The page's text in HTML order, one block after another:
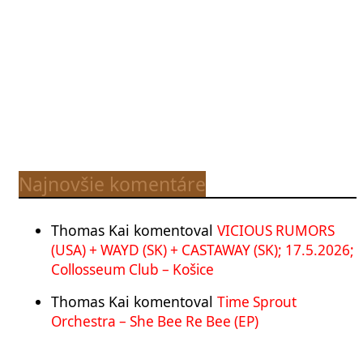
Najnovšie komentáre
Thomas Kai komentoval VICIOUS RUMORS
(USA) + WAYD (SK) + CASTAWAY (SK); 17.5.2026;
Collosseum Club – Košice
Thomas Kai komentoval Time Sprout
Orchestra – She Bee Re Bee (EP)